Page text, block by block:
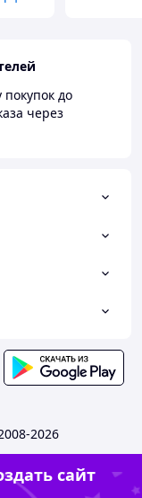
покупок до
через
2026
сайт